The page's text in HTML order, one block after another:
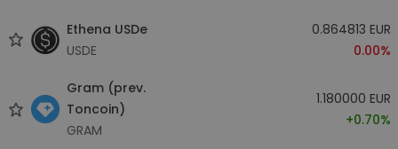
Ethena USDe
USDE
0.864813 EUR
0.00%
Gram (prev.
Toncoin)
GRAM
1.180000 EUR
+0.70%